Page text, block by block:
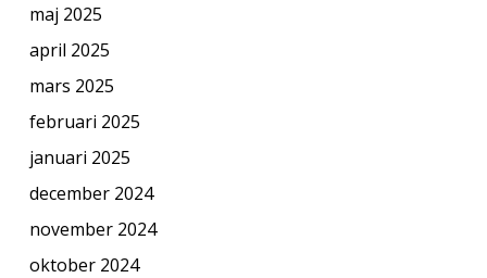
maj 2025
april 2025
mars 2025
februari 2025
januari 2025
december 2024
november 2024
oktober 2024